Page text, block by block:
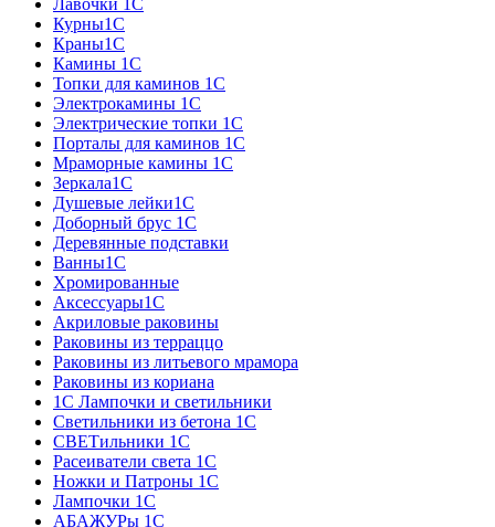
Курны1С
Краны1С
Камины 1C
Топки для каминов 1C
Электрокамины 1С
Электрические топки 1C
Порталы для каминов 1С
Мраморные камины 1C
Зеркала1С
Душевые лейки1С
Доборный брус 1С
Деревянные подставки
Ванны1С
Хромированные
Аксессуары1С
Акриловые раковины
Раковины из терраццо
Раковины из литьевого мрамора
Раковины из кориана
1С Лампочки и светильники
Светильники из бетона 1С
СВЕТильники 1С
Расеиватели света 1С
Ножки и Патроны 1С
Лампочки 1С
АБАЖУРы 1С